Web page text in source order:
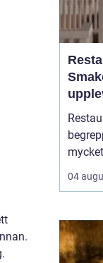
plats
till en
där
04